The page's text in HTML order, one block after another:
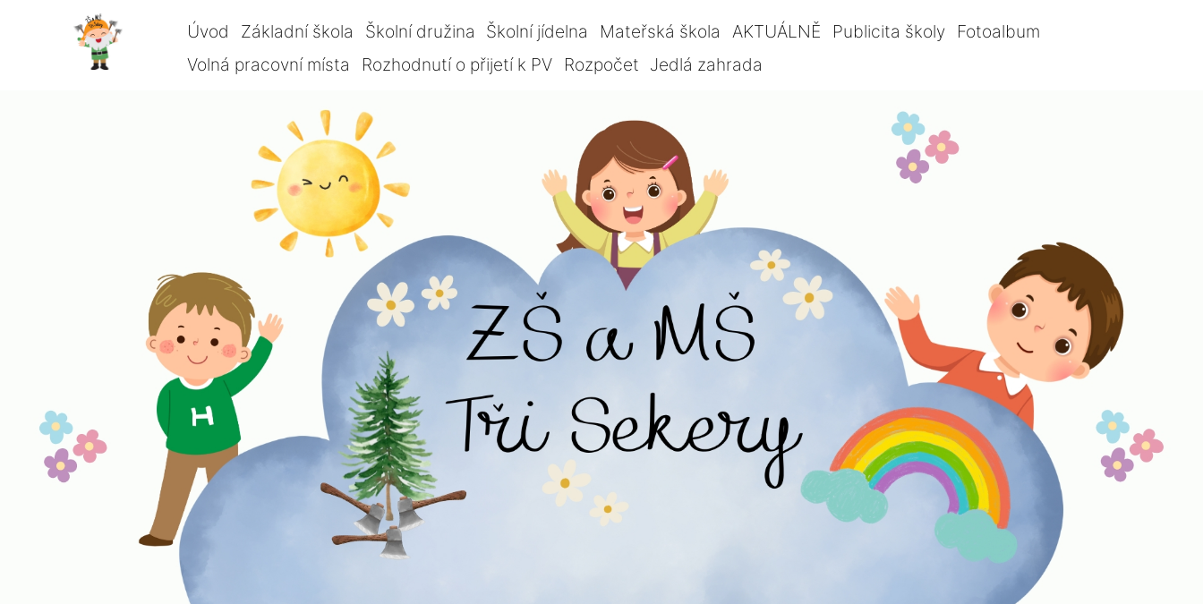
Úvod Základní škola Školní družina Školní jídelna Mateřská škola AKTUÁLNĚ Publicita školy
Fotoalbum
Volná pracovní místa
Rozhodnutí o přijetí k PV Rozpočet Jedlá zahrada